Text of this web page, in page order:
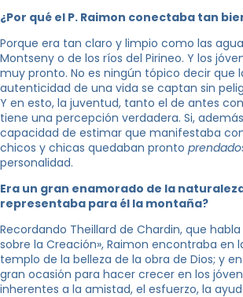
¿Por qué el P. Raimon conectaba tan
Porque era tan claro y limpio como las
Montseny o de los ríos del Pirineo. Y los
muy pronto. No es ningún tópico decir que
autenticidad de una vida se captan sin
Y en esto, la juventud, tanto el de antes
tiene una percepción verdadera. Si,
capacidad de estimar que manifestaba
chicos y chicas quedaban pronto
personalidad.
Era un gran enamorado de la
representaba para él la montaña?
Recordando Theillard de Chardin, que
sobre la Creación», Raimon encontraba en
templo de la belleza de la obra de Dios; y
gran ocasión para hacer crecer en los
inherentes a la amistad, el esfuerzo, la